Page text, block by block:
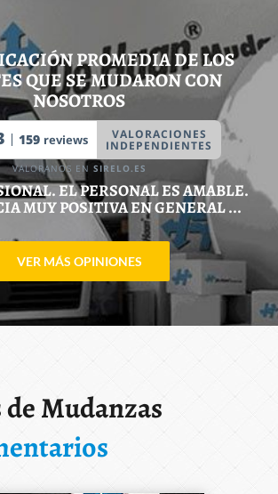
PROMEDIA DE LOS
QUE SE MUDARON CON
NOSOTROS
EL PERSONAL ES AMABLE.
MUY POSITIVA EN GENERAL ...
VER MÁS OPINIONES
Mudanzas